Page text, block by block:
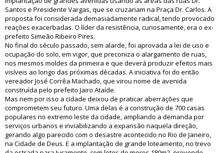
Santos e Presidente Vargas, que se cruzariam na Praça Dr. Carlos. A
proposta foi considerada demasiadamente radical, tendo provocado
reações exacerbadas. O líder da resistência, curiosamente, era o ex-
prefeito Simeão Ribeiro Pires.
No final do século passado, sem alarde, foi aprovada a lei de uso e
ocupação do solo, em vigor, que preconiza o alargamento de ruas,
nos mesmos moldes da primeira e que deverá produzir efeitos mais
visíveis ao longo das próximas décadas. A iniciativa foi do então
vereador José Corrêa Machado, que virou nome de avenida
construída pelo prefeito Jairo Ataíde.
Mas nem por isso a cidade deixou de praticar aberrações que
comprometem seu futuro. Uma delas é a construção de 700 casas
populares no extremo leste da cidade, ampliando a demanda por
serviços urbanos e inviabilizando a expansão naquela direção,
gerando algo parecido com o desastre acontecido no Rio de Janeiro,
na Cidade de Deus. E a implantação de grande loteamento, no trevo